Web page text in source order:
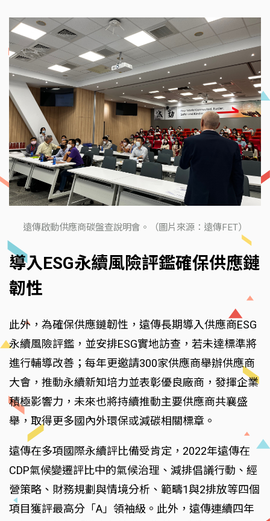
遠傳啟動供應商碳盤查說明會。（圖片來源：遠傳FET）
導入ESG永續風險評鑑確保供應鏈
韌性
此外，為確保供應鏈韌性，遠傳長期導入供應商ESG
永續風險評鑑，並安排ESG實地訪查，若未達標準將
進行輔導改善；每年更邀請300家供應商舉辦供應商
大會，推動永續新知培力並表彰優良廠商，發揮企業
積極影響力，未來也將持續推動主要供應商共襄盛
舉，取得更多國內外環保或減碳相關標章。
遠傳在多項國際永續評比備受肯定，2022年遠傳在
CDP氣候變遷評比中的氣候治理、減排倡議行動、經
營策略、財務規劃與情境分析、範疇1與2排放等四個
項目獲評最高分「A」領袖級。此外，遠傳連續四年